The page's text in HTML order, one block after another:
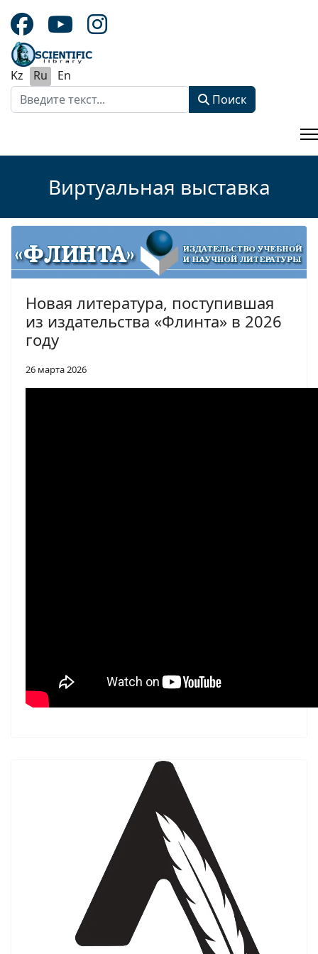
Kz Ru
En
Поиск
Поиск
Виртуальная выставка
Новая литература, поступившая
из издательства «Флинта» в 2026
году
26 марта 2026